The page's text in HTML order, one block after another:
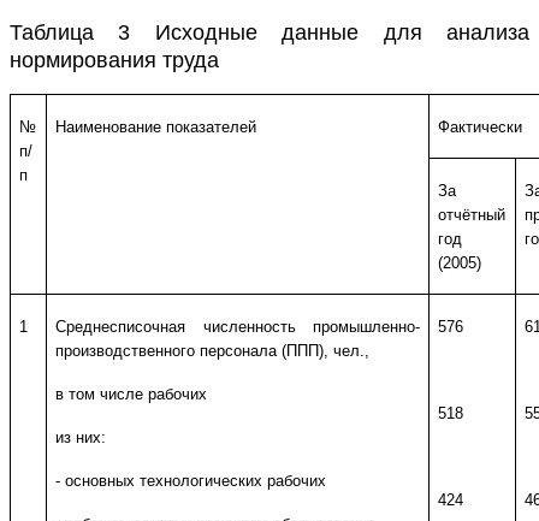
Таблица 3 Исходные данные для анализа
нормирования труда
№
п/
п
Наименование показателей Фактически
За
отчётный
год
(2005)
1
Среднесписочная численность промышленно-
производственного персонала (ППП), чел.,
в том числе рабочих
из них:
- основных технологических рабочих
576
518
424